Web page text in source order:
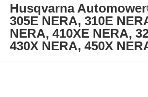
Sikkerhed og tilbehør
Depotrum
Husqvarna
305E NERA, 310E
NERA, 410XE NERA,
430X NERA, 450X